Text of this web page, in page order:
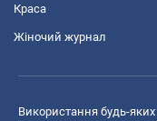
Краса
Жіночий журнал
Використання будь-яких